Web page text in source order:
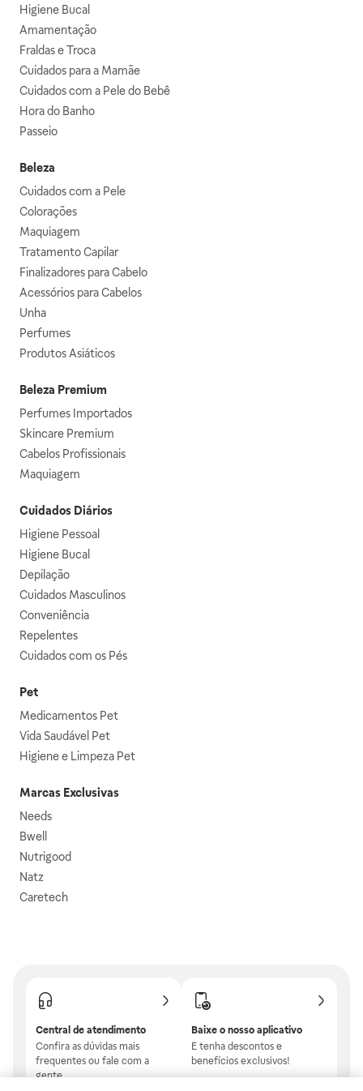
Higiene Bucal
Amamentação
Fraldas e Troca
Cuidados para a Mamãe
Cuidados com a Pele do Bebê
Hora do Banho
Passeio
Beleza
Cuidados com a Pele
Colorações
Maquiagem
Tratamento Capilar
Finalizadores para Cabelo
Acessórios para Cabelos
Unha
Perfumes
Produtos Asiáticos
Beleza Premium
Perfumes Importados
Skincare Premium
Cabelos Profissionais
Maquiagem
Cuidados Diários
Higiene Pessoal
Higiene Bucal
Depilação
Cuidados Masculinos
Conveniência
Repelentes
Cuidados com os Pés
Pet
Medicamentos Pet
Vida Saudável Pet
Higiene e Limpeza Pet
Marcas Exclusivas
Needs
Bwell
Nutrigood
Natz
Caretech
Central de atendimento
Confira as dúvidas mais
frequentes ou fale com a
gente.
Baixe o nosso aplicativo
E tenha descontos e
benefícios exclusivos!